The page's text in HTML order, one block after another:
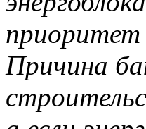
приоритет
Причина